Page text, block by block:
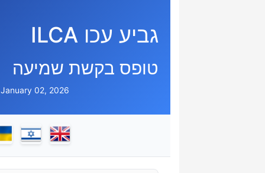
גביע עכו ILCA
טופס בקשת שמיעה
January 02, 2026 * הפועל זבולון עכו